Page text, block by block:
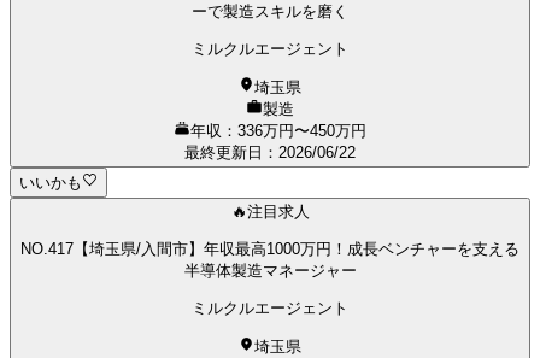
ーで製造スキルを磨く
ミルクルエージェント
埼玉県
製造
年収：336万円〜450万円
最終更新日 ： 2026/06/22
いいかも
🔥注目求人
NO.417【埼玉県/入間市】年収最高1000万円！成長ベンチャーを支える
半導体製造マネージャー
ミルクルエージェント
埼玉県